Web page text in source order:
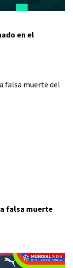
en el
falsa muerte